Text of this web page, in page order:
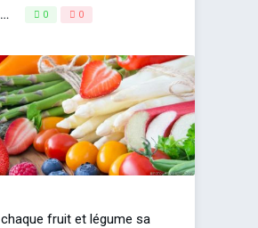
Myriam 1 mai 2019
0 0
chaque fruit et légume sa